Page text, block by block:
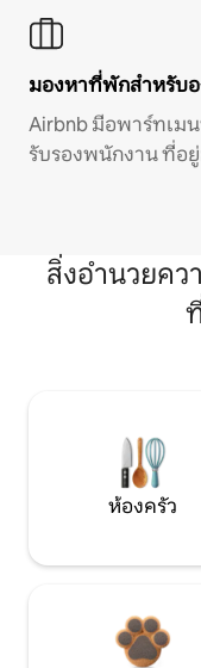
มองหาที่พักสำหรับอ
Airbnb มีอพาร์ทเม
รับรองพนักงาน ที่อ
สิ่งอำนวยค
ห้องครัว